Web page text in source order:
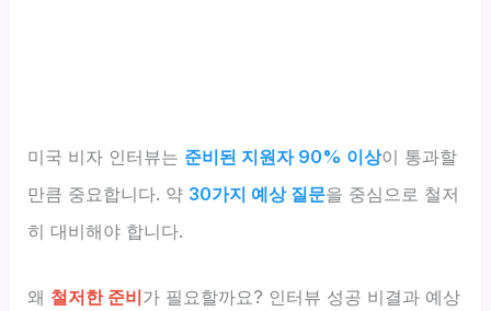
미국 비자 인터뷰는 준비된 지원자 90% 이상이 통과할
만큼 중요합니다. 약 30가지 예상 질문을 중심으로 철저
히 대비해야 합니다.
왜 철저한 준비가 필요할까요? 인터뷰 성공 비결과 예상